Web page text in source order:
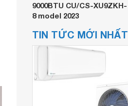
9000BTU CU/CS-XU9ZKH-
8 model 2023
TIN TỨC MỚI NHẤT